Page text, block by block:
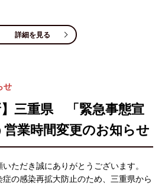
詳細を見る
せ
】三重県 「緊急事態宣
業時間変更のお知らせ
ただき誠にありがとうございます。
の感染再拡大防止のため、三重県から